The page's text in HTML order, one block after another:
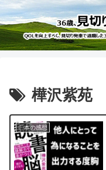
樺沢紫苑
〇本の感想